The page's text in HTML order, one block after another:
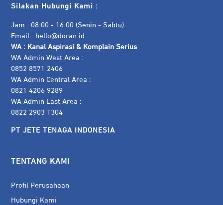
Silakan Hubungi Kami :
Jam : 08:00 - 16:00 (Senin - Sabtu)
Email : hello@doran.id
WA : Kanal Aspirasi & Komplain Serius
WA Admin West Area :
0852 8571 2406
WA Admin Central Area :
0821 4206 9289
WA Admin East Area :
0822 2903 1304
PT JETE TENAGA INDONESIA
TENTANG KAMI
Profil Perusahaan
Hubungi Kami